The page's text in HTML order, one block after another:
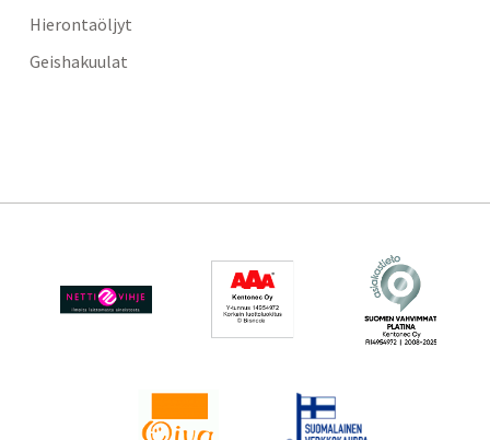
Hierontaöljyt
Geishakuulat